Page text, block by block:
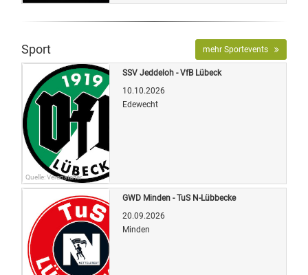
Sport mehr Sportevents
Quelle: Veranstalter
SSV Jeddeloh - VfB Lübeck
10.10.2026
Edewecht
GWD Minden - TuS N-Lübbecke
20.09.2026
Minden